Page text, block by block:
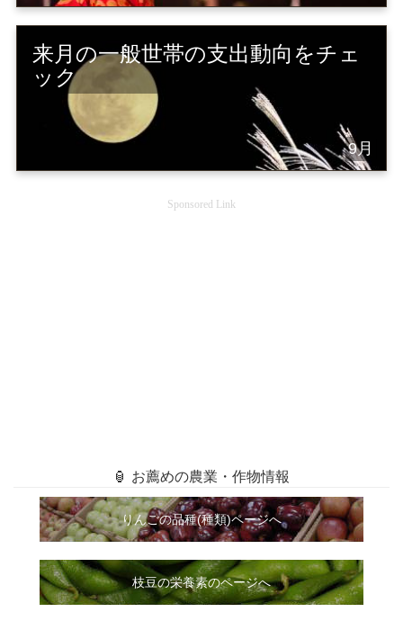
来月の一般世帯の支出動向をチェ
ック
9月
Sponsored Link
🏮 お薦めの農業・作物情報
りんごの品種(種類)ページへ
枝豆の栄養素のページへ